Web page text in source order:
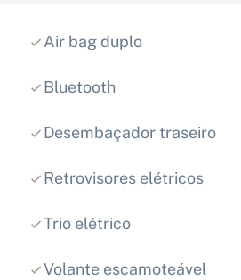
Air bag duplo
Bluetooth
Desembaçador traseiro
Retrovisores elétricos
Trio elétrico
Volante escamoteável